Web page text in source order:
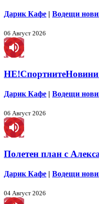
Дарик Кафе | Водещи
06 Август 2026
Дарик Кафе | Водещи
06 Август 2026
Полетен план с
Дарик Кафе | Водещи
04 Август 2026